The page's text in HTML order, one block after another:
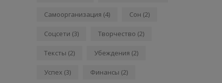
Самоорганизация (4) Сон (2)
Соцсети (3) Творчество (2)
Тексты (2) Убеждения (2)
Успех (3) Финансы (2)